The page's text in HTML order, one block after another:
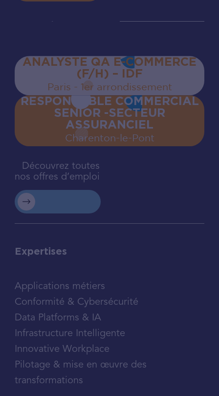
ANALYSTE QA E-COMMERCE
(F/H) – IDF
Paris - 1er arrondissement
RESPONSABLE COMMERCIAL
SENIOR -SECTEUR
ASSURANCIEL
Charenton‍-‍le‍-‍Pont
Découvrez toutes
nos offres d’emploi
Expertises
Applications métiers
Conformité & Cybersécurité
Data Platforms & IA
Infrastructure Intelligente
Innovative Workplace
Pilotage & mise en œuvre des
transformations